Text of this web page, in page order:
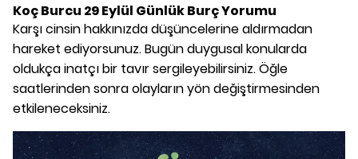
Koç Burcu 29 Eylül Günlük Burç Yorumu
Karşı cinsin hakkınızda düşüncelerine aldırmadan
hareket ediyorsunuz. Bugün duygusal konularda
oldukça inatçı bir tavır sergileyebilirsiniz. Öğle
saatlerinden sonra olayların yön değiştirmesinden
etkileneceksiniz.